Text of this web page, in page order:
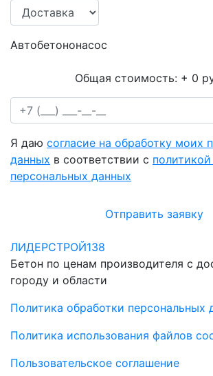
Автобетононасос
Общая стоимость: + 0
Я даю согласие на обработку моих
данных в соответствии с
персональных данных
Отправить заявку
ЛИДЕРСТРОЙ138
Бетон по ценам производителя с
городу и области
Политика обработки персональных
Политика использования файлов
Пользовательское соглашение